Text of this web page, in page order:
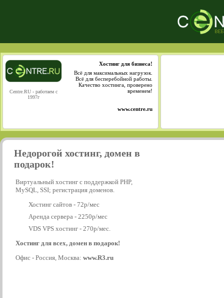
Centre.RU - работаем с
1997г
Хостинг для бизнеса!
Всё для максимальных нагрузок.
Всё для бесперебойной работы.
Качество хостинга, проверено
временем!
www.centre.ru
Недорогой хостинг, домен в
подарок!
Виртуальный хостинг с поддержкой PHP,
MySQL, SSI; регистрация доменов.
Хостинг сайтов - 72р/мес
Аренда сервера - 2250р/мес
VDS VPS хостинг - 270р/мес.
Хостинг для всех, домен в подарок!
Офис - Россия, Москва: www.R3.ru